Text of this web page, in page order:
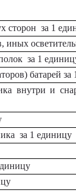
сторон за 1
иных
за 1
батарей за
внутри и
за 1 единицу